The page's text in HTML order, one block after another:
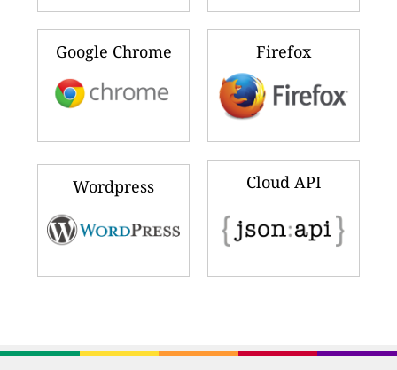
Google Chrome Firefox
Wordpress Cloud API